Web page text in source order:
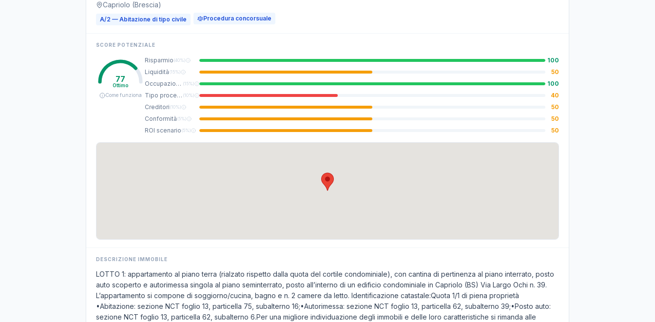
Capriolo (Brescia)
A/2 — Abitazione di tipo civile Procedura concorsuale
SCORE POTENZIALE
77
Ottimo
Come funziona
Risparmio(40%)
100
Liquidità(15%)
50
Occupazione (15%)
100
Tipo procedura (10%)
40
Creditori(10%)
50
Conformità(5%)
50
ROI scenario(5%) 50
DESCRIZIONE IMMOBILE
LOTTO 1: appartamento al piano terra (rialzato rispetto dalla quota del cortile condominiale), con cantina di pertinenza al piano interrato, posto
auto scoperto e autorimessa singola al piano seminterrato, posto all’interno di un edificio condominiale in Capriolo (BS) Via Largo Ochi n. 39.
L’appartamento si compone di soggiorno/cucina, bagno e n. 2 camere da letto. Identificazione catastale:Quota 1/1 di piena proprietà
•Abitazione: sezione NCT foglio 13, particella 75, subalterno 16;•Autorimessa: sezione NCT foglio 13, particella 62, subalterno 39;•Posto auto:
sezione NCT foglio 13, particella 62, subalterno 6.Per una migliore individuazione degli immobili e delle loro caratteristiche si rimanda alle